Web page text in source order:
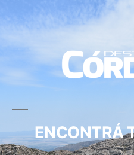
ENCONTRÁ